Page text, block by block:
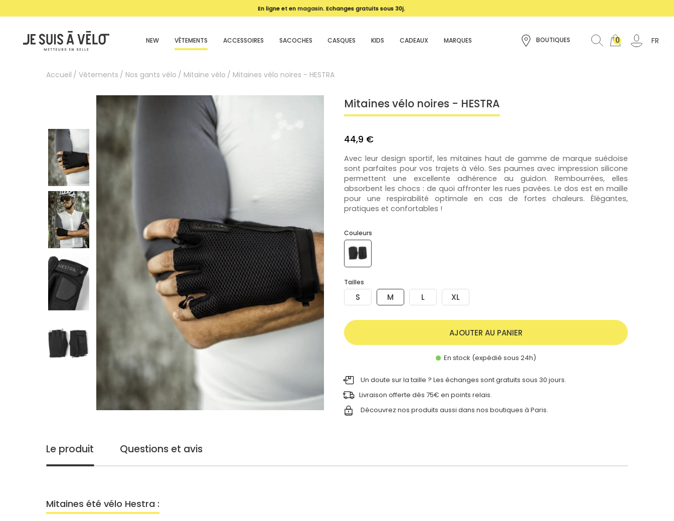
En ligne et enmagasin. Echanges gratuits sous 30j.
NEW VÊTEMENTS ACCESSOIRES SACOCHES CASQUES KIDS CADEAUX MARQUES BOUTIQUES 0 FR
Accueil Vêtements Nos gants vélo Mitaine vélo Mitaines vélo noires - HESTRA
Mitaines vélo noires - HESTRA
44,9 €
Avec leur design sportif, les mitaines haut de gamme de marque suédoise
sont parfaites pour vos trajets à vélo. Ses paumes avec impression silicone
permettent une excellente adhérence au guidon. Rembourrées, elles
absorbent les chocs : de quoi affronter les rues pavées. Le dos est en maille
pour une respirabilité optimale en cas de fortes chaleurs. Élégantes,
pratiques et confortables !
Couleurs
Tailles
S M L XL
AJOUTER AU PANIER
En stock (expédié sous 24h)
Un doute sur la taille ? Les échanges sont gratuits sous 30 jours.
Livraison offerte dès 75€ en points relais.
Découvrez nos produits aussi dans nos boutiques à Paris.
Le produit Questions et avis
Mitaines été vélo Hestra :